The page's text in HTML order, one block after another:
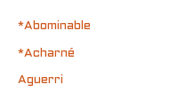
*Abominable
*Acharné
Aguerri